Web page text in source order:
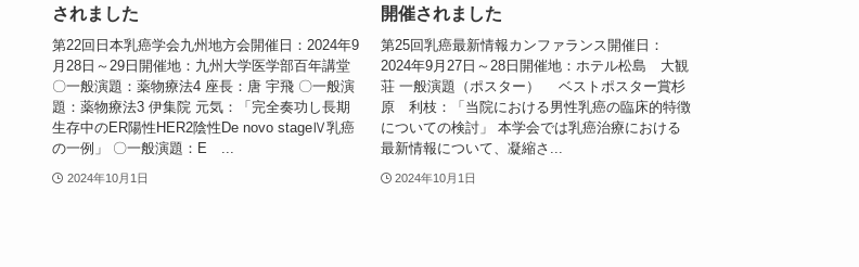
されました
第22回日本乳癌学会九州地方会開催日：2024年9
月28日～29日開催地：九州大学医学部百年講堂
〇一般演題：薬物療法4 座長：唐 宇飛 〇一般演
題：薬物療法3 伊集院 元気：「完全奏功し長期
生存中のER陽性HER2陰性De novo stageⅣ乳癌
の一例」 〇一般演題：E ...
2024年10月1日
開催されました
第25回乳癌最新情報カンファランス開催日：
2024年9月27日～28日開催地：ホテル松島 大観
荘 一般演題（ポスター） ベストポスター賞杉
原 利枝：「当院における男性乳癌の臨床的特徴
についての検討」 本学会では乳癌治療における
最新情報について、凝縮さ...
2024年10月1日